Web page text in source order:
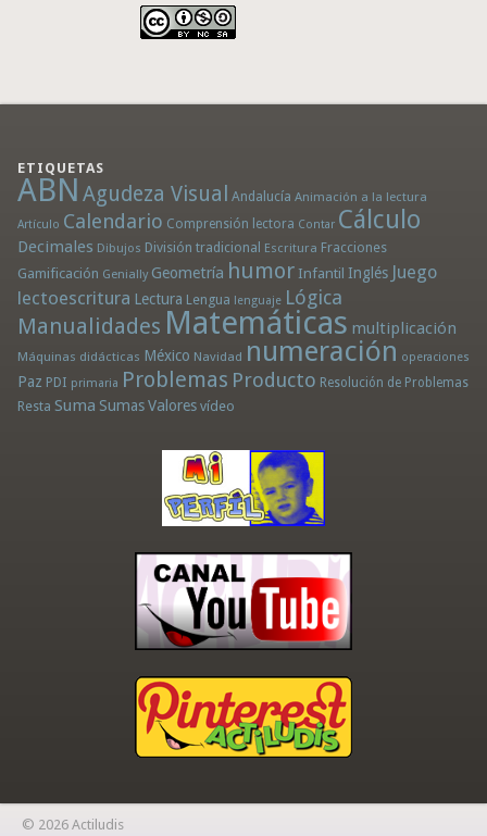
ETIQUETAS
ABN Agudeza Visual Andalucía Animación a la lectura
Artículo Calendario Comprensión lectora Contar Cálculo
Decimales Dibujos División tradicional Escritura Fracciones
Gamificación Genially Geometría humor Infantil Inglés Juego
lectoescritura Lectura Lengua lenguaje Lógica
Manualidades Matemáticas multiplicación
Máquinas didácticas México Navidad numeración operaciones
Paz PDI primaria Problemas Producto Resolución de Problemas
Resta Suma Sumas Valores vídeo
© 2026 Actiludis